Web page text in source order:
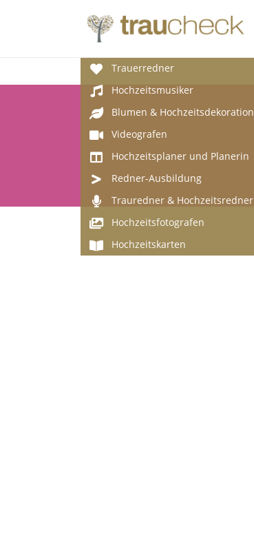
Trauerredner
Hochzeitsmusiker
Blumen & Hochzeitsdekoration
Videografen
Hochzeitsplaner und Planerin
Redner-Ausbildung
Trauredner & Hochzeitsredner
Hochzeitsfotografen
Hochzeitskarten